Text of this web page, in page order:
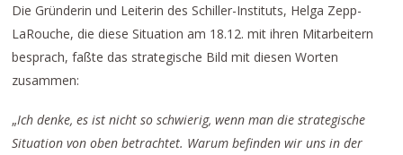
Die Gründerin und Leiterin des Schiller-Instituts, Helga Zepp-
LaRouche, die diese Situation am 18.12. mit ihren Mitarbeitern
besprach, faßte das strategische Bild mit diesen Worten
zusammen:
„Ich denke, es ist nicht so schwierig, wenn man die strategische
Situation von oben betrachtet. Warum befinden wir uns in der